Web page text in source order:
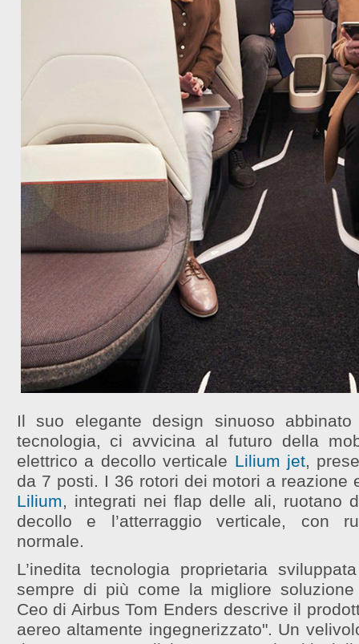
Il suo elegante design sinuoso
tecnologia, ci avvicina al futuro della
elettrico a decollo verticale Lilium jet,
da 7 posti. I 36 rotori dei motori a reazione
Lilium, integrati nei flap delle ali, ruotano
decollo e l’atterraggio verticale, con
normale.
L’inedita tecnologia proprietaria
sempre di più come la migliore
Ceo di Airbus Tom Enders descrive il
aereo altamente ingegnerizzato". Un